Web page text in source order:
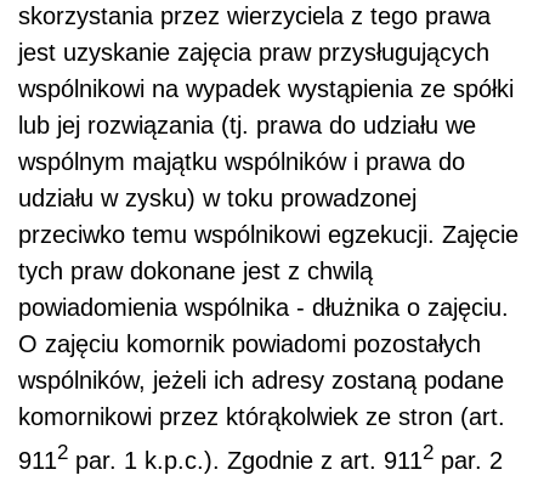
skorzystania przez wierzyciela z tego prawa
jest uzyskanie zajęcia praw przysługujących
wspólnikowi na wypadek wystąpienia ze spółki
lub jej rozwiązania (tj. prawa do udziału we
wspólnym majątku wspólników i prawa do
udziału w zysku) w toku prowadzonej
przeciwko temu wspólnikowi egzekucji. Zajęcie
tych praw dokonane jest z chwilą
powiadomienia wspólnika - dłużnika o zajęciu.
O zajęciu komornik powiadomi pozostałych
wspólników, jeżeli ich adresy zostaną podane
komornikowi przez którąkolwiek ze stron (art.
9112 par. 1 k.p.c.). Zgodnie z art. 9112 par. 2